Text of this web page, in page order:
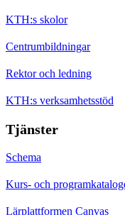
KTH:s skolor
Centrumbildningar
Rektor och ledning
KTH:s verksamhetsstöd
Tjänster
Schema
Kurs- och
Lärplattformen Canvas